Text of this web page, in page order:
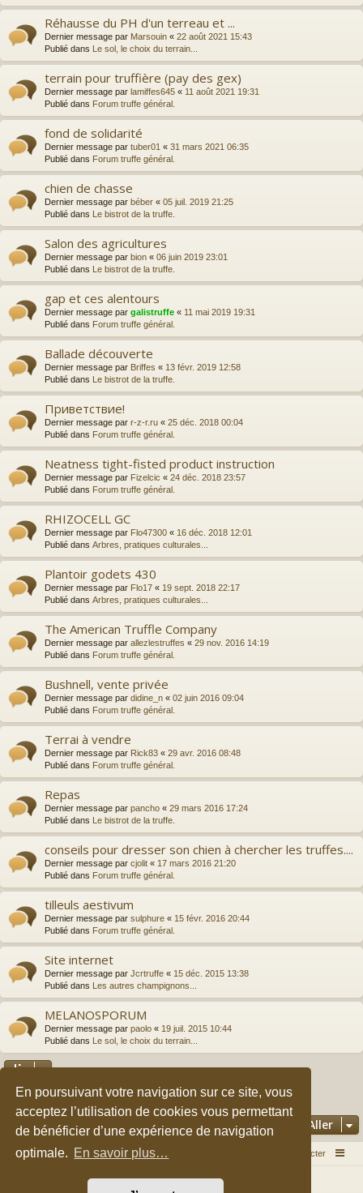
En poursuivant votre navigation sur ce site, vous
acceptez l’utilisation de cookies vous permettant
de bénéficier d’une expérience de navigation
optimale. En savoir plus…
Réhausse du PH d'un terreau et ...
Dernier message par Marsouin « 22 août 2021 15:43
Publié dans
Le sol, le choix du terrain...
terrain pour truffière (pay des gex)
Dernier message par lamiffes645 « 11 août 2021 19:31
Publié dans Forum truffe général.
fond de solidarité
Dernier message par tuber01 « 31 mars 2021 06:35
Publié dans Forum truffe général.
chien de chasse
Dernier message par béber « 05 juil. 2019 21:25
Publié dans
Le bistrot de la truffe.
Salon des agricultures
Dernier message par bion « 06 juin 2019 23:01
Publié dans
Le bistrot de la truffe.
gap et ces alentours
Dernier message par galistruffe « 11 mai 2019 19:31
Publié dans Forum truffe général.
Ballade découverte
Dernier message par Briffes « 13 févr. 2019 12:58
Publié dans
Le bistrot de la truffe.
Приветствие!
Dernier message par r-z-r.ru « 25 déc. 2018 00:04
Publié dans Forum truffe général.
Neatness tight-fisted product instruction
Dernier message par Fizelcic « 24 déc. 2018 23:57
Publié dans Forum truffe général.
RHIZOCELL GC
Dernier message par Flo47300 « 16 déc. 2018 12:01
Publié dans Arbres, pratiques culturales...
Plantoir godets 430
Dernier message par Flo17 « 19 sept. 2018 22:17
Publié dans Arbres, pratiques culturales...
The American Truffle Company
Dernier message par allezlestruffes « 29 nov. 2016 14:19
Publié dans Forum truffe général.
Bushnell, vente privée
Dernier message par didine_n « 02 juin 2016 09:04
Publié dans Forum truffe général.
Terrai à vendre
Dernier message par Rick83 « 29 avr. 2016 08:48
Publié dans Forum truffe général.
Repas
Dernier message par pancho « 29 mars 2016 17:24
Publié dans
Le bistrot de la truffe.
conseils pour dresser son chien à chercher les truffes....
Dernier message par cjolit « 17 mars 2016 21:20
Publié dans Forum truffe général.
tilleuls aestivum
Dernier message par sulphure « 15 févr. 2016 20:44
Publié dans Forum truffe général.
Site internet
Dernier message par Jcrtruffe « 15 déc. 2015 13:38
Publié dans
Les autres champignons...
MELANOSPORUM
Dernier message par paolo « 19 juil. 2015 10:44
Publié dans
Le sol, le choix du terrain...
La recherche a retourné 149 résultats 1 2 3
Aller
Accueil du forum Nous contacter
Développé parphpBB® Forum Software © phpBB Limited